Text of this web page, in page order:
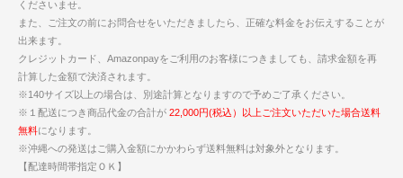
くださいませ。
また、ご注文の前にお問合せをいただきましたら、正確な料金をお伝えすることが
出来ます。
クレジットカード、Amazonpayをご利用のお客様につきましても、請求金額を再
計算した金額で決済されます。
※140サイズ以上の場合は、別途計算となりますので予めご了承ください。
※１配送につき商品代金の合計が 22,000円(税込）以上ご注文いただいた場合送料
無料になります。
※沖縄への発送はご購入金額にかかわらず送料無料は対象外となります。
【配達時間帯指定ＯＫ】